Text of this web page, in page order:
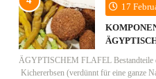
17
ÄGYPTISCHEM FLAFEL Bestandteile
Kichererbsen (verdünnt für eine ganze